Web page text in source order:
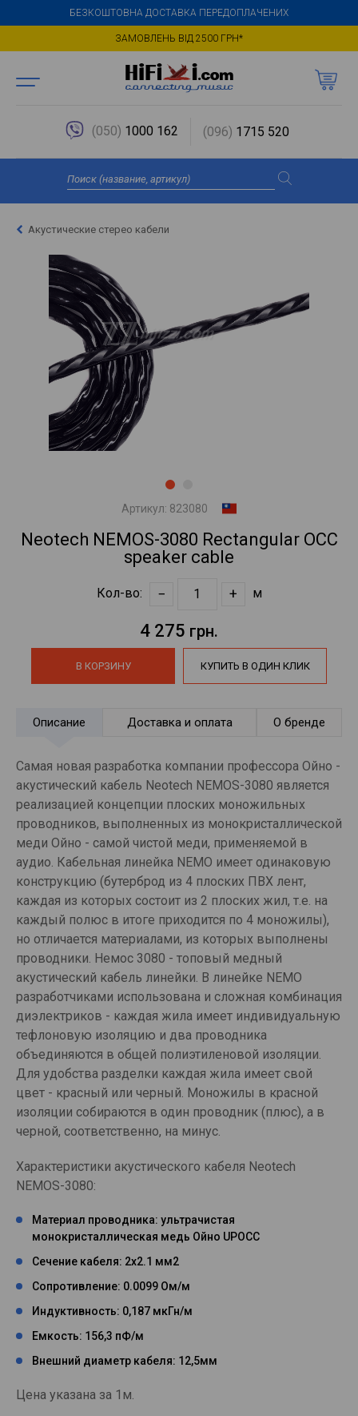
БЕЗКОШТОВНА ДОСТАВКА ПЕРЕДОПЛАЧЕНИХ
ЗАМОВЛЕНЬ ВІД 2500 ГРН*
(050) 1000 162 (096) 1715 520
Акустические стерео кабели
Артикул: 823080
Neotech NEMOS-3080 Rectangular OCC
speaker cable
Кол-во: − + м
4 275 грн.
В КОРЗИНУ КУПИТЬ В ОДИН КЛИК
Описание Доставка и оплата О бренде
Самая новая разработка компании профессора Ойно -
акустический кабель Neotech NEMOS-3080 является
реализацией концепции плоских моножильных
проводников, выполненных из монокристаллической
меди Ойно - самой чистой меди, применяемой в
аудио. Кабельная линейка NEMO имеет одинаковую
конструкцию (бутерброд из 4 плоских ПВХ лент,
каждая из которых состоит из 2 плоских жил, т.е. на
каждый полюс в итоге приходится по 4 моножилы),
но отличается материалами, из которых выполнены
проводники. Немос 3080 - топовый медный
акустический кабель линейки. В линейке NEMO
разработчиками использована и сложная комбинация
диэлектриков - каждая жила имеет индивидуальную
тефлоновую изоляцию и два проводника
объединяются в общей полиэтиленовой изоляции.
Для удобства разделки каждая жила имеет свой
цвет - красный или черный. Моножилы в красной
изоляции собираются в один проводник (плюс), а в
черной, соответственно, на минус.
Характеристики акустического кабеля Neotech
NEMOS-3080:
Материал проводника: ультрачистая
монокристаллическая медь Ойно UPOCC
Сечение кабеля: 2х2.1 мм2
Сопротивление: 0.0099 Ом/м
Индуктивность: 0,187 мкГн/м
Емкость: 156,3 пФ/м
Внешний диаметр кабеля: 12,5мм
Цена указана за 1м.